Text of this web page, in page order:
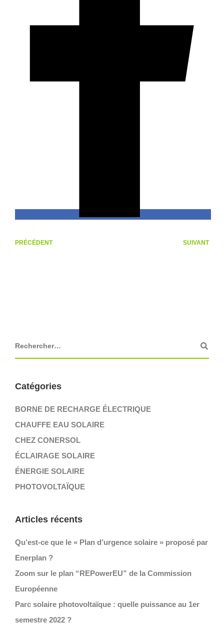
PRÉCÉDENT SUIVANT
Catégories
BORNE DE RECHARGE ÉLECTRIQUE
CHAUFFE EAU SOLAIRE
CHEZ CONERSOL
ÉCLAIRAGE SOLAIRE
ÉNERGIE SOLAIRE
PHOTOVOLTAÏQUE
Articles récents
Qu’est-ce que le « Plan d’urgence solaire » proposé par
Enerplan ?
Zoom sur le plan “REPowerEU” de la Commission
Européenne
Parc solaire photovoltaïque : quelle puissance au 1er
semestre 2022 ?